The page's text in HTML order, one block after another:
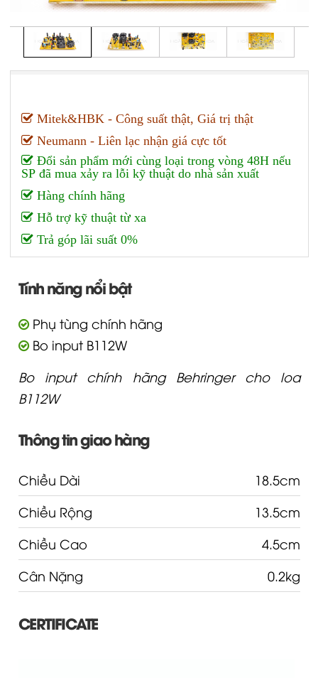
Mitek&HBK - Công suất thật, Giá trị thật
Neumann - Liên lạc nhận giá cực tốt
Đổi sản phẩm mới cùng loại trong vòng 48H nếu
SP đã mua xảy ra lỗi kỹ thuật do nhà sản xuất
Hàng chính hãng
Hỗ trợ kỹ thuật từ xa
Trả góp lãi suất 0%
Tính năng nổi bật
Phụ tùng chính hãng
Bo input B112W
Bo input chính hãng Behringer cho loa
B112W
Thông tin giao hàng
Chiều Dài
18.5cm
Chiều Rộng
13.5cm
Chiều Cao
4.5cm
Cân Nặng
0.2kg
CERTIFICATE